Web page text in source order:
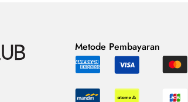
Metode Pembayaran